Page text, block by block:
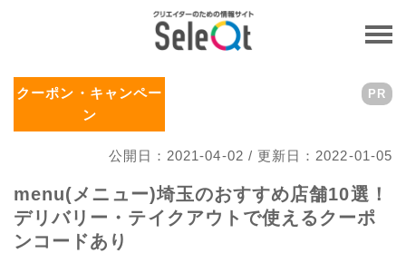
クーポン・キャンペー
ン
公開日：2021-04-02 / 更新日：2022-01-05
PR
menu(メニュー)埼玉のおすすめ店舗10選！
デリバリー・テイクアウトで使えるクーポ
ンコードあり